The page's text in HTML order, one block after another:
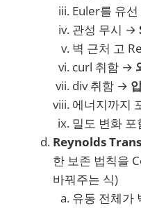
Euler를 유
관성 무시 →
벽 근처 고
curl 취함 →
div 취함 →
에너지까지
밀도 변화
Reynolds
한 보존 법칙을
바꿔주는 식)
유동 전체가